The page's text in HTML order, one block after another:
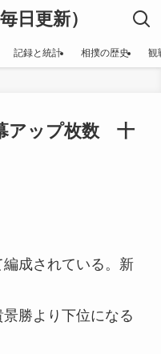
日更新）
記録と統計 相撲の歴史 観
アップ枚数 十
成されている。新
勝より下位になる